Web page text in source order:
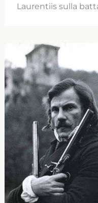
Laurentiis sulla